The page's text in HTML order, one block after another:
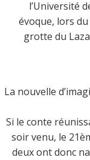
l’Université
évoque, lors
grotte du
La nouvelle
Si le conte
soir venu, le
deux ont donc